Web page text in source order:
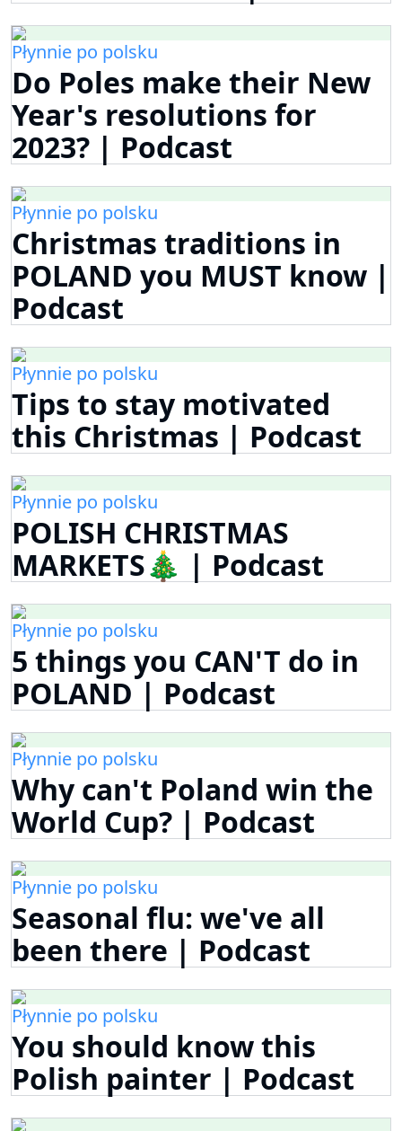
Płynnie po polsku
Do Poles make their New
Year's resolutions for
2023? | Podcast
Płynnie po polsku
Christmas traditions in
POLAND you MUST know |
Podcast
Płynnie po polsku
Tips to stay motivated
this Christmas | Podcast
Płynnie po polsku
POLISH CHRISTMAS
MARKETS🎄 | Podcast
Płynnie po polsku
5 things you CAN'T do in
POLAND | Podcast
Płynnie po polsku
Why can't Poland win the
World Cup? | Podcast
Płynnie po polsku
Seasonal flu: we've all
been there | Podcast
Płynnie po polsku
You should know this
Polish painter | Podcast